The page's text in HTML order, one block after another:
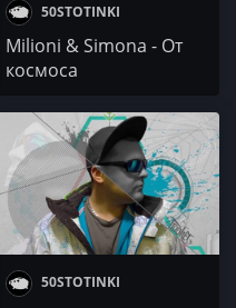
50STOTINKI
Milioni & Simona - От
космоса
50STOTINKI